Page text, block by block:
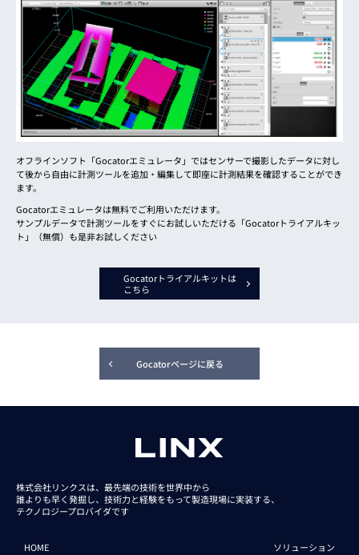
オフラインソフト「Gocatorエミュレータ」ではセンサーで撮影したデータに対し
て後から自由に計測ツールを追加・編集して即座に計測結果を確認することができ
ます。
Gocatorエミュレータは無料でご利用いただけます。
サンプルデータで計測ツールをすぐにお試しいただける「Gocatorトライアルキッ
ト」（無償）も是非お試しください
Gocatorトライアルキットは
こちら
Gocatorページに戻る
株式会社リンクスは、最先端の技術を世界中から
誰よりも早く発掘し、技術力と経験をもって製造現場に実装する、
テクノロジープロバイダです
HOME ソリューション